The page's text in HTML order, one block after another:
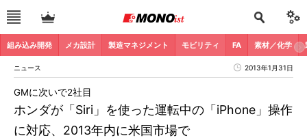
組み込み開発 メカ設計 製造マネジメント モビリティ FA 素材／化学
ニュース 2013年1月31日
ホンダが「Siri」を使った運転中の「iPhone」操作
に対応、2013年内に米国市場で
GMに次いで2社目